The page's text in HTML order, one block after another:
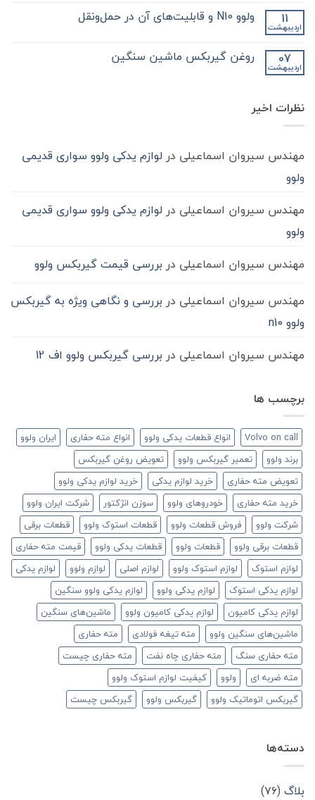
بکس
کامیون
باید
و
آشنایی
واسکازین
برای
تعویض
در
چه
ثبت
نشده 11
اردیبهشت
ولوو N10 و قابلیت‌های آن در حمل‌ونقل
ولوو
N10
حمل‌ونقل
ثبت
نشده 07
اردیبهشت
روغن گیربکس ماشین سنگین
گیربکس
ماشیننظرات اخیر
مهندس سیروان اسماعیلی در لوازم یدکی ولوو سواری قدیمی
ولوو
مهندس سیروان اسماعیلی در لوازم یدکی ولوو سواری قدیمی
ولوو
مهندس سیروان اسماعیلی در بررسی قیمت گیربکس ولوو
مهندس سیروان اسماعیلی در بررسی و نگاهی ویژه به گیربکس
ولوو n10
مهندس سیروان اسماعیلی در بررسی گیربکس ولوو اف 12
برچسب ها
Volvo on call انواع قطعات یدکی ولوو انواع مته حفاری
ایران ولوو
برند ولوو
تعمیر گیربکس ولوو
تعویض روغن گیربکس
تعویض مته حفاری
خرید لوازم یدکی
خرید لوازم یدکی ولوو
خرید مته حفاری
خودروهای ولوو سوزن انژکتور
شرکت ایران ولوو
شرکت ولوو
فروش قطعات ولوو قطعات استوک ولوو
قطعات برقی
قطعات برقی ولوو
قطعات ولوو قطعات یدکی ولوو
قیمت مته حفاری
لوازم استوک
لوازم استوک ولوو لوازم اصلی لوازم ولوو
لوازم یدکی
لوازم یدکی استوک
لوازم یدکی ولوو
لوازم یدکی ولوو سنگین
لوازم یدکی کامیون
لوازم یدکی کامیون ولوو
ماشین‌های سنگین
ماشین‌های سنگین ولوو
مته تیغه فولادی
مته حفاری
مته حفاری سنگ
مته حفاری چاه نفت
مته حفاری چیست
مته ضربه ای
ولوو
کیفیت لوازم استوک ولوو
گیربکس اتوماتیک ولوو
گیربکس ولوو گیربکس چیست
دسته‌ها
بلاگ (۷۶)